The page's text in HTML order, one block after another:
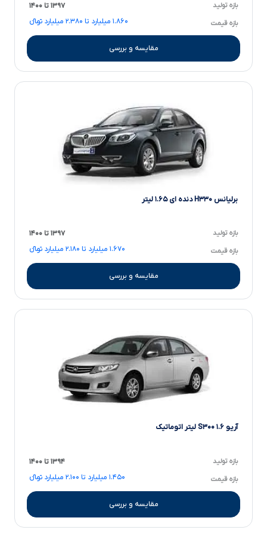
بازه تولید ۱۳۹۷ تا ۱۴۰۰
بازه قیمت ۱.۸۶۰ میلیارد تا ۲.۳۸۰ میلیارد تومانءءء
مقایسه و بررسی
برلیانس H۳۳۰ دنده ای ۱.۶۵ لیتر
بازه تولید ۱۳۹۷ تا ۱۴۰۰
بازه قیمت ۱.۶۷۰ میلیارد تا ۲.۱۸۰ میلیارد تومانءءء
مقایسه و بررسی
آریو S۳۰۰ ۱.۶ لیتر اتوماتیک
بازه تولید ۱۳۹۴ تا ۱۴۰۰
بازه قیمت ۱.۴۵۰ میلیارد تا ۲.۱۰۰ میلیارد تومانءءء
مقایسه و بررسی